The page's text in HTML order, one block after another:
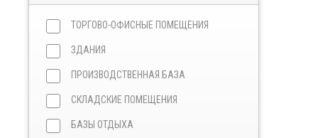
ТОРГОВО-ОФИСНЫЕ ПОМЕЩЕНИЯ
ЗДАНИЯ
ПРОИЗВОДСТВЕННАЯ БАЗА
СКЛАДСКИЕ ПОМЕЩЕНИЯ
БАЗЫ ОТДЫХА